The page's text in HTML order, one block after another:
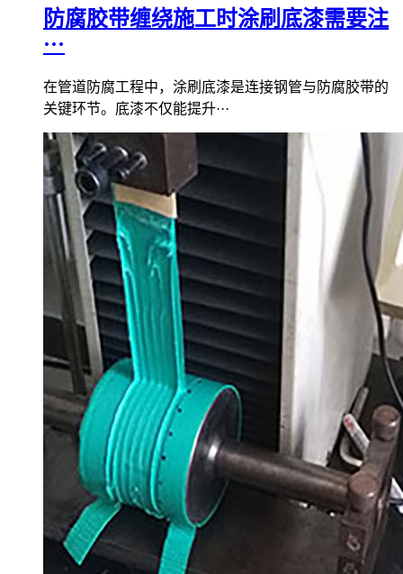
防腐胶带缠绕施工时涂刷底漆需要注
···
在管道防腐工程中，涂刷底漆是连接钢管与防腐胶带的
关键环节。底漆不仅能提升···